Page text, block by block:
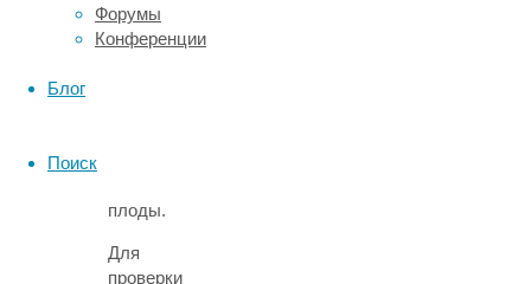
Форумы
Конференции
Блог
Поиск
во
времени,
плоды.
Для
проверки